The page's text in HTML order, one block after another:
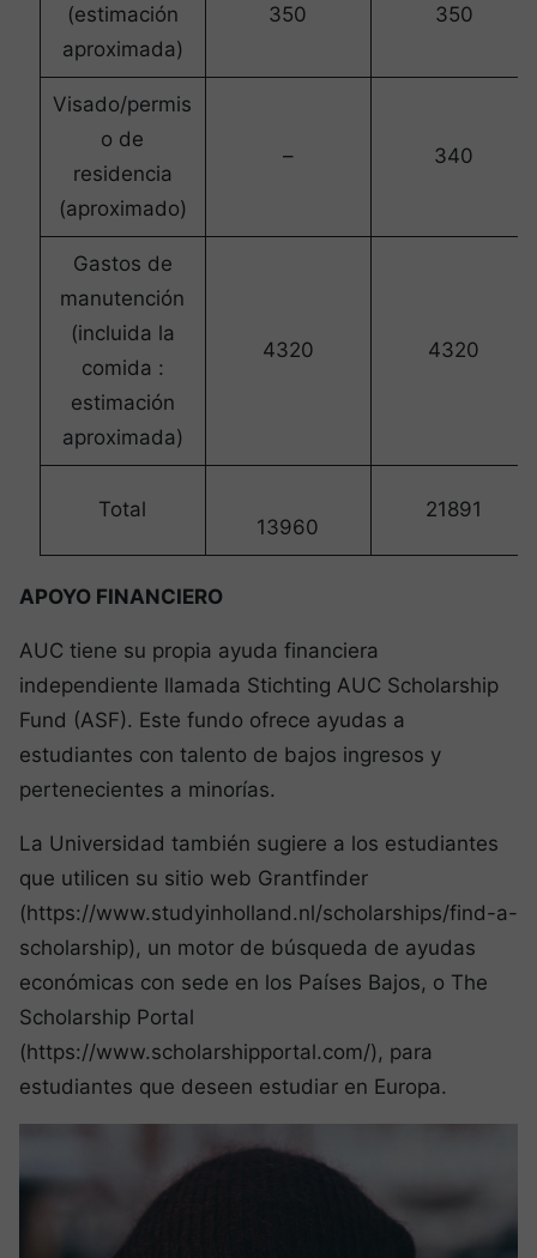
(estimación
aproximada)
350 350
Visado/permis
o de
residencia
(aproximado)
– 340
Gastos de
manutención
(incluida la
comida :
estimación
aproximada)
4320 4320
Total
13960
21891
APOYO FINANCIERO
AUC tiene su propia ayuda financiera
independiente llamada Stichting AUC Scholarship
Fund (ASF). Este fundo ofrece ayudas a
estudiantes con talento de bajos ingresos y
pertenecientes a minorías.
La Universidad también sugiere a los estudiantes
que utilicen su sitio web Grantfinder
(https://www.studyinholland.nl/scholarships/find-a-
scholarship), un motor de búsqueda de ayudas
económicas con sede en los Países Bajos, o The
Scholarship Portal
(https://www.scholarshipportal.com/), para
estudiantes que deseen estudiar en Europa.